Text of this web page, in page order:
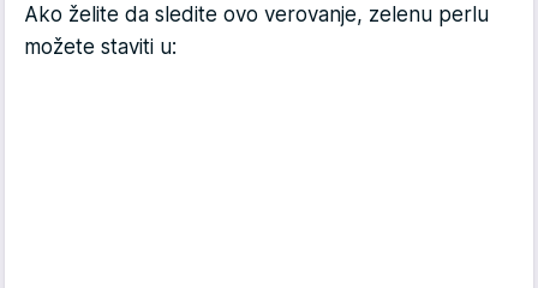
Ako želite da sledite ovo verovanje, zelenu perlu
možete staviti u: